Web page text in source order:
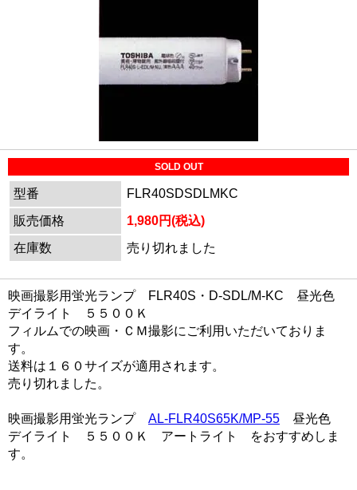
SOLD OUT
型番
FLR40SDSDLMKC
販売価格
1,980円(税込)
在庫数
売り切れました
映画撮影用蛍光ランプ FLR40S・D-SDL/M-KC 昼光色
デイライト ５５００Ｋ
フィルムでの映画・ＣＭ撮影にご利用いただいておりま
す。
送料は１６０サイズが適用されます。
売り切れました。
映画撮影用蛍光ランプ AL-FLR40S65K/MP-55 昼光色
デイライト ５５００Ｋ アートライト をおすすめしま
す。